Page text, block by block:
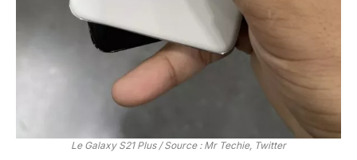
Le Galaxy S21 Plus / Source : Mr Techie, Twitter